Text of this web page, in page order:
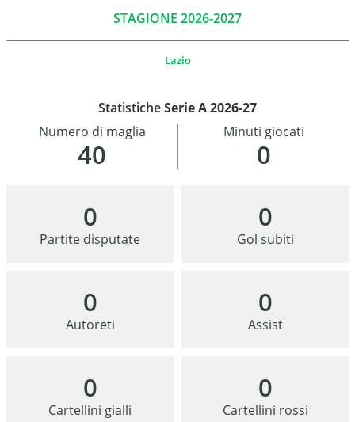
STAGIONE 2026-2027
Lazio
StatisticheSerie A 2026-27
40
Numero di maglia
0
Minuti giocati
0
Partite disputate
0
Gol subiti
0
Autoreti
0
Assist
0
Cartellini gialli
0
Cartellini rossi